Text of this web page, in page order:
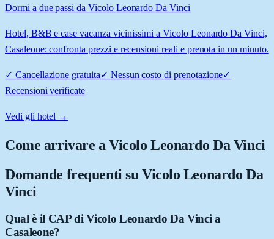
Dormi a due passi da Vicolo Leonardo Da Vinci
Hotel, B&B e case vacanza vicinissimi a Vicolo Leonardo Da Vinci,
Casaleone: confronta prezzi e recensioni reali e prenota in un minuto.
✓ Cancellazione gratuita✓ Nessun costo di prenotazione✓
Recensioni verificate
Vedi gli hotel →
Come arrivare aVicolo Leonardo Da Vinci
Domande frequenti su Vicolo Leonardo Da
Vinci
Qual è il CAP di Vicolo Leonardo Da Vinci a
Casaleone?